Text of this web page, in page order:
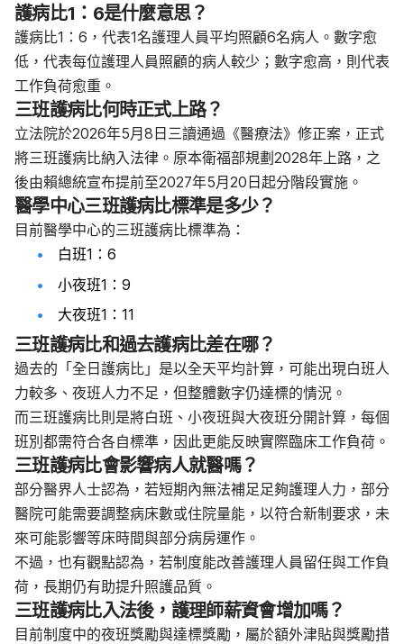
護病比1：6是什麼意思？
護病比1：6，代表1名護理人員平均照顧6名病人。數字愈
低，代表每位護理人員照顧的病人較少；數字愈高，則代表
工作負荷愈重。
三班護病比何時正式上路？
立法院於2026年5月8日三讀通過《醫療法》修正案，正式
將三班護病比納入法律。原本衛福部規劃2028年上路，之
後由賴總統宣布提前至2027年5月20日起分階段實施。
醫學中心三班護病比標準是多少？
目前醫學中心的三班護病比標準為：
白班1：6
小夜班1：9
大夜班1：11
三班護病比和過去護病比差在哪？
過去的「全日護病比」是以全天平均計算，可能出現白班人
力較多、夜班人力不足，但整體數字仍達標的情況。
而三班護病比則是將白班、小夜班與大夜班分開計算，每個
班別都需符合各自標準，因此更能反映實際臨床工作負荷。
三班護病比會影響病人就醫嗎？
部分醫界人士認為，若短期內無法補足足夠護理人力，部分
醫院可能需要調整病床數或住院量能，以符合新制要求，未
來可能影響等床時間與部分病房運作。
不過，也有觀點認為，若制度能改善護理人員留任與工作負
荷，長期仍有助提升照護品質。
三班護病比入法後，護理師薪資會增加嗎？
目前制度中的夜班獎勵與達標獎勵，屬於額外津貼與獎勵措